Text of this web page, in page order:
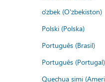
o'zbek (O'zbekiston)
Polski (Polska)
Português (Brasil)
Português (Portugal)
Quechua simi